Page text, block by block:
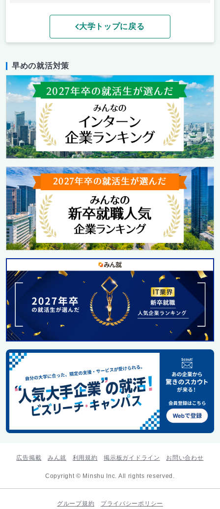
大学トップに戻る
早めの就活対策
広告掲載 みん就 利用規約 掲示板ガイドライン お問い合わせ
Copyright © Minshu Inc. All rights reserved.
グループ規約 プライバシーポリシー